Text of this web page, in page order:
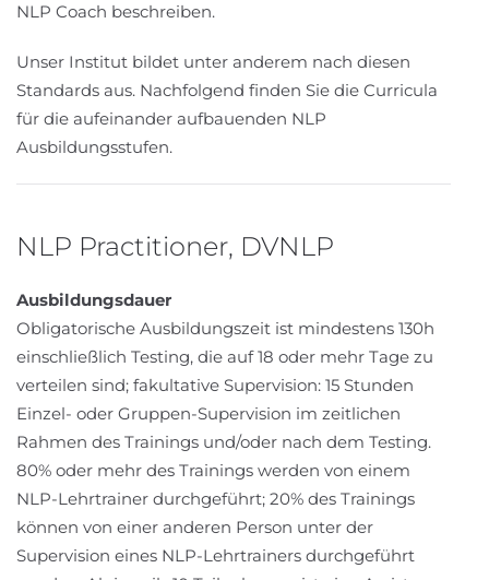
NLP Coach beschreiben.
Unser Institut bildet unter anderem nach diesen
Standards aus. Nachfolgend finden Sie die Curricula
für die aufeinander aufbauenden NLP
Ausbildungsstufen.
NLP Practitioner, DVNLP
Ausbildungsdauer
Obligatorische Ausbildungszeit ist mindestens 130h
einschließlich Testing, die auf 18 oder mehr Tage zu
verteilen sind; fakultative Supervision: 15 Stunden
Einzel- oder Gruppen-Supervision im zeitlichen
Rahmen des Trainings und/oder nach dem Testing.
80% oder mehr des Trainings werden von einem
NLP-Lehrtrainer durchgeführt; 20% des Trainings
können von einer anderen Person unter der
Supervision eines NLP-Lehrtrainers durchgeführt